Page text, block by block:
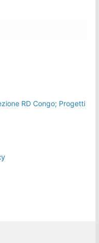
RD Congo; Progetti